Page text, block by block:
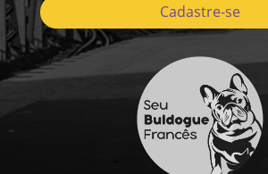
Cadastre-se